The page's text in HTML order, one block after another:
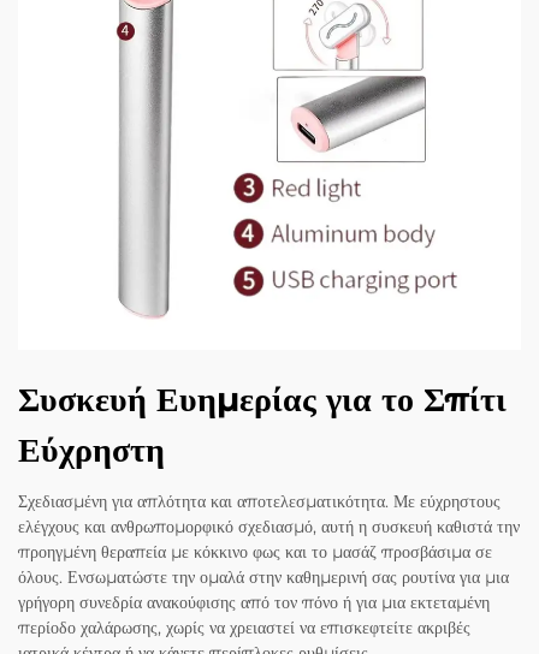
Συσκευή Ευημερίας για το Σπίτι
Εύχρηστη
Σχεδιασμένη για απλότητα και αποτελεσματικότητα. Με εύχρηστους
ελέγχους και ανθρωπομορφικό σχεδιασμό, αυτή η συσκευή καθιστά την
προηγμένη θεραπεία με κόκκινο φως και το μασάζ προσβάσιμα σε
όλους. Ενσωματώστε την ομαλά στην καθημερινή σας ρουτίνα για μια
γρήγορη συνεδρία ανακούφισης από τον πόνο ή για μια εκτεταμένη
περίοδο χαλάρωσης, χωρίς να χρειαστεί να επισκεφτείτε ακριβές